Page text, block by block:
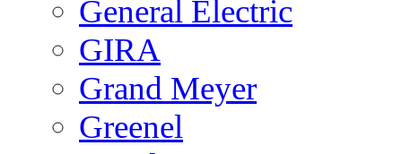
General Electric
GIRA
Grand Meyer
Greenel